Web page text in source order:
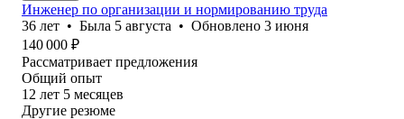
Инженер по организации и нормированию труда
36 лет • Была 5 августа • Обновлено 3 июня
140 000 ₽
Рассматривает предложения
Общий опыт
12 лет 5 месяцев
Другие резюме